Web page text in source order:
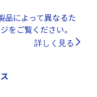
品によって異なるた
をご覧ください。
詳しく見る